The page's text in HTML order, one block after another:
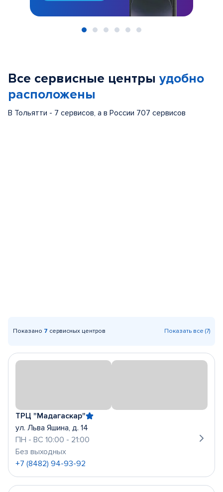
Все сервисные центры удобно
расположены
В Тольятти - 7 сервисов, а в России 707 сервисов
Показано 7 сервисных центров Показать все (7)
ТРЦ "Мадагаскар"
ул. Льва Яшина, д. 14
ПН - ВС 10:00 - 21:00
Без выходных
+7 (8482) 94-93-92